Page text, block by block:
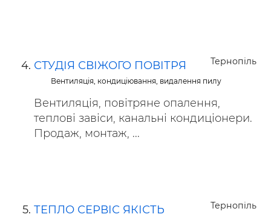
Тернопіль
СТУДІЯ СВІЖОГО ПОВІТРЯ
Вентиляція, кондиціювання, видалення пилу
Вентиляція, повітряне опалення,
теплові завіси, канальні кондиціонери.
Продаж, монтаж, ...
Тернопіль
ТЕПЛО СЕРВІС ЯКІСТЬ